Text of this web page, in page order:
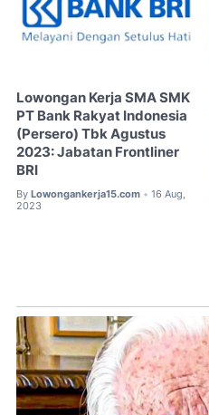
Lowongan Kerja SMA SMK
PT Bank Rakyat Indonesia
(Persero) Tbk Agustus
2023: Jabatan Frontliner
BRI
By Lowongankerja15.com • 16 Aug,
2023